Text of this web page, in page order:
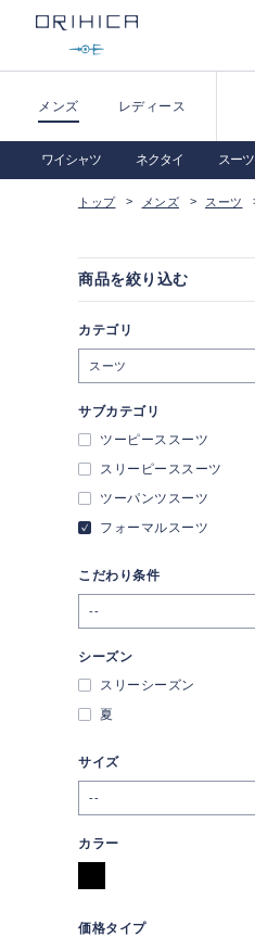
メンズ レディース
ワイシャツ ネクタイ スーツ
トップ メンズ スーツ
通気 織柄無地 2つボタン
商品を絞り込む
カテゴリ
スーツ
サブカテゴリ
ツーピーススーツ
スリーピーススーツ
ツーパンツスーツ
フォーマルスーツ
こだわり条件
--
シーズン
スリーシーズン
夏
サイズ
--
カラー
価格タイプ